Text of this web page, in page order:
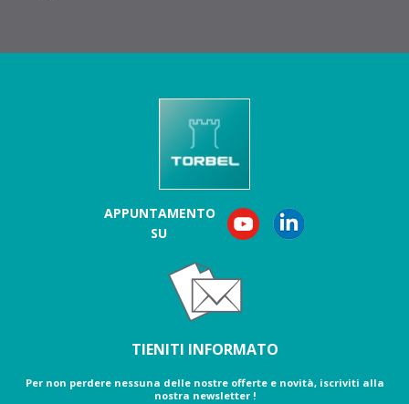
APPUNTAMENTO
SU
TIENITI INFORMATO
Per non perdere nessuna delle nostre offerte e novità, iscriviti alla
nostra newsletter !